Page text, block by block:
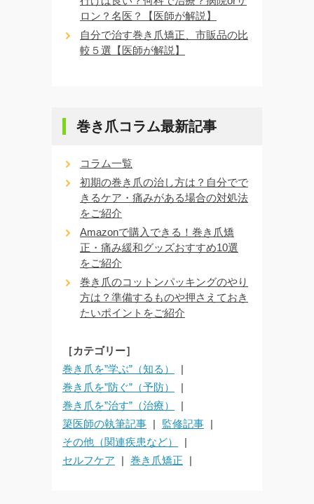
ロン？名医？【医師が解説】
自分で治す巻き爪矯正、市販品の比
較５選【医師が解説】
巻き爪コラム最新記事
コラム一覧
初期の巻き爪の治し方は？自分でで
きるケア・痛みがある場合の対処法
をご紹介
Amazonで購入できる！巻き爪矯
正・痛み緩和グッズおすすめ10選
をご紹介
巻き爪のコットンパッキングのやり
方は？準備するものや押さえておき
たいポイントをご紹介
［カテゴリー］
巻き爪を”学ぶ”（知る）
巻き爪を”防ぐ”（予防）
巻き爪を”治す”（治療）
簗医師の執筆記事
監修記事
その他（関連疾患など）
セルフケア
巻き爪矯正